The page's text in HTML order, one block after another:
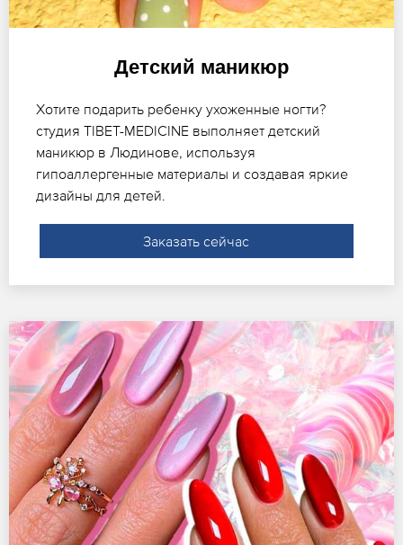
Детский маникюр
Хотите подарить ребенку ухоженные ногти?
студия TIBET-MEDICINE выполняет детский
маникюр в Людинове, используя
гипоаллергенные материалы и создавая яркие
дизайны для детей.
Заказать сейчас